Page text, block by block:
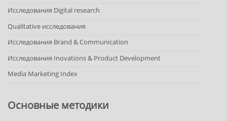
Исследования Digital research
Qualitative исследования
Исследования Brand & Communication
Исследования Inovations & Product Development
Media Marketing Index
Основные методики